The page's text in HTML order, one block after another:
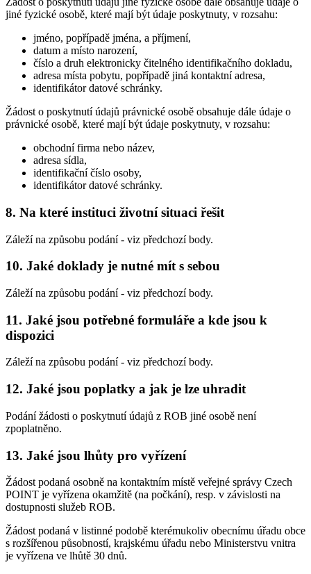
jiné fyzické osobě, které mají být údaje poskytnuty, v rozsahu:
jméno, popřípadě jména, a příjmení,
datum a místo narození,
číslo a druh elektronicky čitelného identifikačního dokladu,
adresa místa pobytu, popřípadě jiná kontaktní adresa,
identifikátor datové schránky.
Žádost o poskytnutí údajů právnické osobě obsahuje dále údaje o
právnické osobě, které mají být údaje poskytnuty, v rozsahu:
obchodní firma nebo název,
adresa sídla,
identifikační číslo osoby,
identifikátor datové schránky.
8. Na které instituci životní situaci řešit
Záleží na způsobu podání - viz předchozí body.
10. Jaké doklady je nutné mít s sebou
Záleží na způsobu podání - viz předchozí body.
11. Jaké jsou potřebné formuláře a kde jsou k
dispozici
Záleží na způsobu podání - viz předchozí body.
12. Jaké jsou poplatky a jak je lze uhradit
Podání žádosti o poskytnutí údajů z ROB jiné osobě není
zpoplatněno.
13. Jaké jsou lhůty pro vyřízení
Žádost podaná osobně na kontaktním místě veřejné správy Czech
POINT je vyřízena okamžitě (na počkání), resp. v závislosti na
dostupnosti služeb ROB.
Žádost podaná v listinné podobě kterémukoliv obecnímu úřadu obce
s rozšířenou působností, krajskému úřadu nebo Ministerstvu vnitra
je vyřízena ve lhůtě 30 dnů.